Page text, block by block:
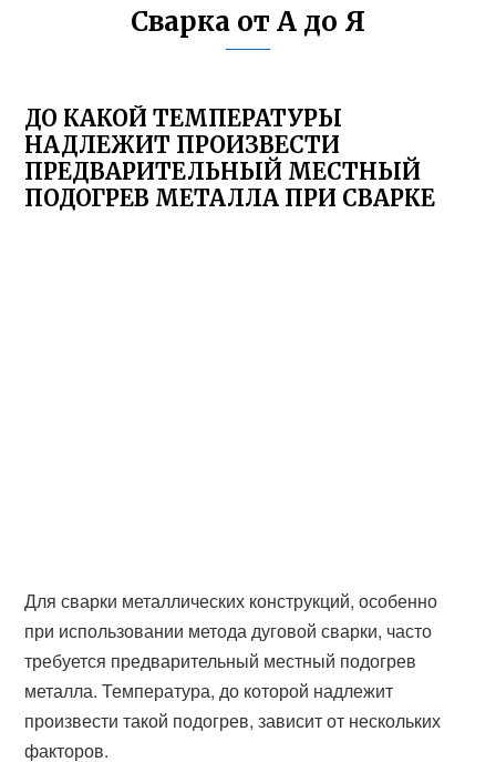
Сварка от А до Я
ДО КАКОЙ ТЕМПЕРАТУРЫ
НАДЛЕЖИТ ПРОИЗВЕСТИ
ПРЕДВАРИТЕЛЬНЫЙ МЕСТНЫЙ
ПОДОГРЕВ МЕТАЛЛА ПРИ СВАРКЕ
Для сварки металлических конструкций, особенно
при использовании метода дуговой сварки, часто
требуется предварительный местный подогрев
металла. Температура, до которой надлежит
произвести такой подогрев, зависит от нескольких
факторов.